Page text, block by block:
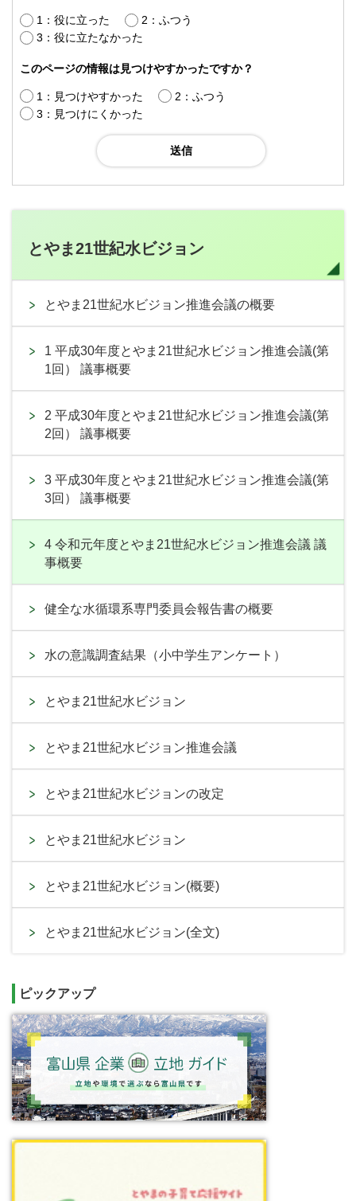
1：役に立った
2：ふつう
3：役に立たなかった
このページの情報は見つけやすかったですか？
1：見つけやすかった
2：ふつう
3：見つけにくかった
とやま21世紀水ビジョン
とやま21世紀水ビジョン推進会議の概要
1 平成30年度とやま21世紀水ビジョン推進会議(第
1回） 議事概要
2 平成30年度とやま21世紀水ビジョン推進会議(第
2回） 議事概要
3 平成30年度とやま21世紀水ビジョン推進会議(第
3回） 議事概要
4 令和元年度とやま21世紀水ビジョン推進会議 議
事概要
健全な水循環系専門委員会報告書の概要
水の意識調査結果（小中学生アンケート）
とやま21世紀水ビジョン
とやま21世紀水ビジョン推進会議
とやま21世紀水ビジョンの改定
とやま21世紀水ビジョン
とやま21世紀水ビジョン(概要)
とやま21世紀水ビジョン(全文)
ピックアップ